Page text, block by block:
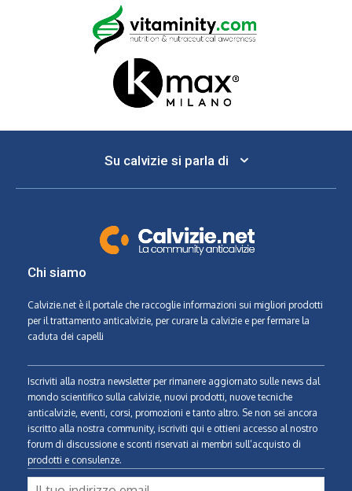
Su calvizie si parla di
Chi siamo
Calvizie.net è il portale che raccoglie informazioni sui migliori prodotti
per il trattamento anticalvizie, per curare la calvizie e per fermare la
caduta dei capelli
Iscriviti alla nostra newsletter per rimanere aggiornato sulle news dal
mondo scientifico sulla calvizie, nuovi prodotti, nuove tecniche
anticalvizie, eventi, corsi, promozioni e tanto altro. Se non sei ancora
iscritto alla nostra community, iscriviti qui e ottieni accesso al nostro
forum di discussione e sconti riservati ai membri sull’acquisto di
prodotti e consulenze.